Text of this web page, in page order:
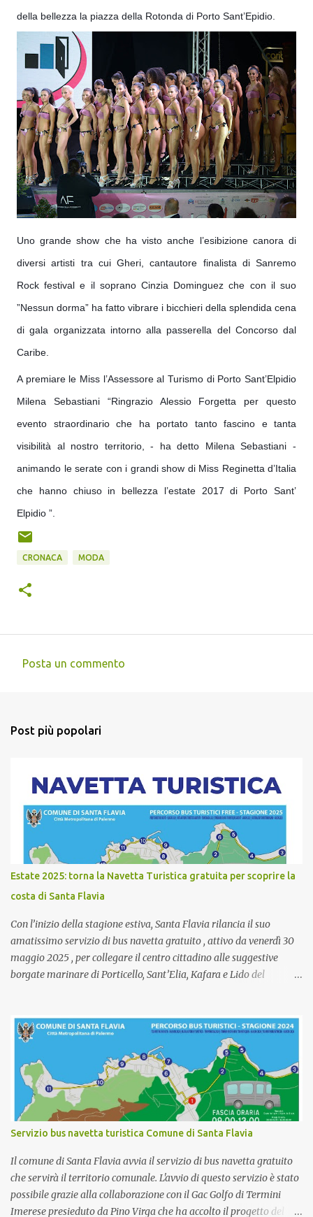
della bellezza la piazza della Rotonda di Porto Sant’Epidio.
Uno grande show che ha visto anche l’esibizione canora di
diversi artisti tra cui Gheri, cantautore finalista di Sanremo
Rock festival e il soprano Cinzia Dominguez che con il suo
”Nessun dorma” ha fatto vibrare i bicchieri della splendida cena
di gala organizzata intorno alla passerella del Concorso dal
Caribe.
A premiare le Miss l’Assessore al Turismo di Porto Sant’Elpidio
Milena Sebastiani “Ringrazio Alessio Forgetta per questo
evento straordinario che ha portato tanto fascino e tanta
visibilità al nostro territorio, - ha detto Milena Sebastiani -
animando le serate con i grandi show di Miss Reginetta d’Italia
che hanno chiuso in bellezza l’estate 2017 di Porto Sant’
Elpidio ”.
CRONACA MODA
m
Posta un commento
Post più popolari
Estate 2025: torna la Navetta Turistica gratuita per scoprire la
costa di Santa Flavia
Con l’inizio della stagione estiva, Santa Flavia rilancia il suo
amatissimo servizio di bus navetta gratuito , attivo da venerdì 30
maggio 2025 , per collegare il centro cittadino alle suggestive
borgate marinare di Porticello, Sant’Elia, Kafara e Lido del
coprendo punti strategici come Acidara, Fondachello, Secche di
Solanto, Marina di Porticello e Santa Nicolicchia. Tre le fasce orarie
garantite: 🕘 9:00 – 14:00 🕒 15:00 – 19:00 🕗 20:00 – 24:00 (solo
fino a fine agosto, poi fino alle 20:00 a ottobre) 🚍 Capolinea: 1.
STAZIONE F.S. SANTA FLAVIA (Tourist Bus Terminus) 🚏 Fermate: 2.
ACIDDARA 3. ROTONDA 4. FONDACHELLO 5. SECCHE DI
SOLANTO 6. DOMINA 7. ARENA 8. MARUNNUZZA 9.
PIAZZA UNGHERIA 12. KAFARA 13. LIDO DEL CARABINIERE /
TRE PISCINE 🚍 Un'iniziativa promossa dal Sind...
Servizio bus navetta turistica Comune di Santa Flavia
Il comune di Santa Flavia avvia il servizio di bus navetta gratuito
che servirà il territorio comunale. L'avvio di questo servizio è stato
possibile grazie alla collaborazione con il Gac Golfo di Termini
Imerese presieduto da Pino Virga che ha accolto il progetto del